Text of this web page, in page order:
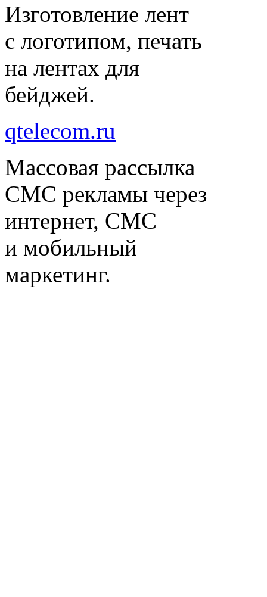
Изготовление лент
с логотипом, печать
на лентах для
бейджей.
qtelecom.ru
Массовая рассылка
СМС рекламы через
интернет, СМС
и мобильный
маркетинг.